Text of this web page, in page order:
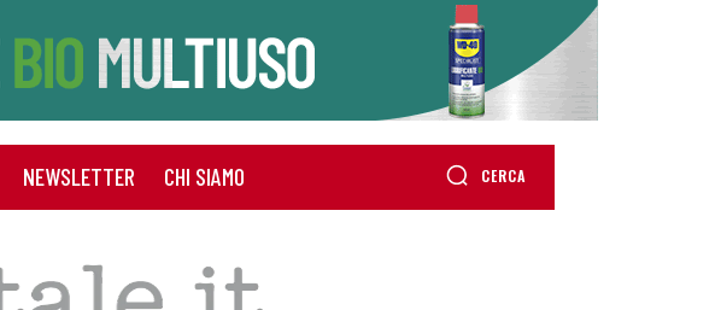
NEWSLETTER CHI SIAMO CERCA